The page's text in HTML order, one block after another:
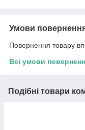
Умови
Повернення товару
Всі умови
Подібні товари